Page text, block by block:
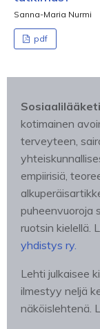
Sanna-Maria Nurmi
pdf
kotimainen
terveyteen,
empiirisiä,
puheenvuoroja
ruotsin kielellä.
yhdistys ry.
Lehti julkaisee
ilmestyy neljä
näköislehtenä.